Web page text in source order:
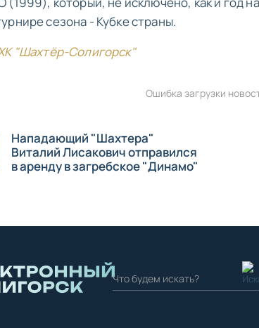
сезона - Кубке страны.
"Шахтёр-Солигорск"
Ошибка загрузки
Нападающий "Шахтера"
Виталий Лисакович отправился
в аренду в загребское "Динамо"